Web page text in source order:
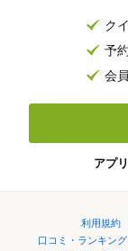
ク
予
会
アプ
利用規約
口コミ・ランキン